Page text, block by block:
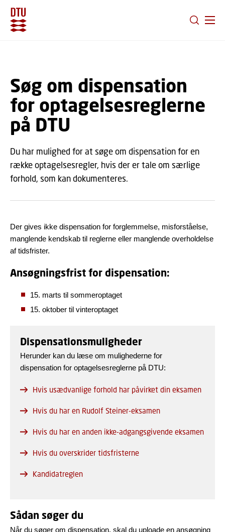
Søg om dispensation
for optagelsesreglerne
på DTU
Du har mulighed for at søge om dispensation for en
række optagelsesregler, hvis der er tale om særlige
forhold, som kan dokumenteres.
Der gives ikke dispensation for forglemmelse, misforståelse,
manglende kendskab til reglerne eller manglende overholdelse
af tidsfrister.
Ansøgningsfrist for dispensation:
15. marts til sommeroptaget
15. oktober til vinteroptaget
Dispensationsmuligheder
Herunder kan du læse om mulighederne for
dispensation for optagelsesreglerne på DTU:
Hvis usædvanlige forhold har påvirket din eksamen
Hvis du har en Rudolf Steiner-eksamen
Hvis du har en anden ikke-adgangsgivende eksamen
Hvis du overskrider tidsfristerne
Kandidatreglen
Sådan søger du
Når du søger om dispensation, skal du uploade en ansøgning